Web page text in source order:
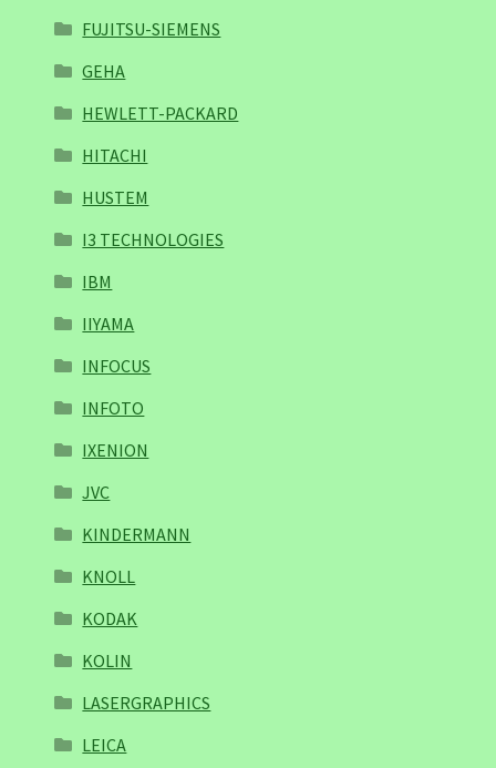
FUJITSU-SIEMENS
GEHA
HEWLETT-PACKARD
HITACHI
HUSTEM
I3 TECHNOLOGIES
IBM
IIYAMA
INFOCUS
INFOTO
IXENION
JVC
KINDERMANN
KNOLL
KODAK
KOLIN
LASERGRAPHICS
LEICA